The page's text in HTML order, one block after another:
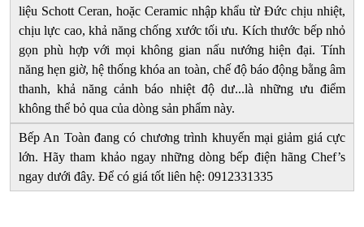
Điện
Từ
Bếp
Hầm
HÃNG
SẢN
XUẤT
liệu Schott Ceran, hoặc Ceramic nhập khẩu từ Đức chịu nhiệt,
chịu lực cao, khả năng chống xước tối ưu. Kích thước bếp nhỏ
gọn phù hợp với mọi không gian nấu nướng hiện đại. Tính
năng hẹn giờ, hệ thống khóa an toàn, chế độ báo động bằng âm
thanh, khả năng cảnh báo nhiệt độ dư...là những ưu điểm
không thể bỏ qua của dòng sản phẩm này.
Bếp An Toàn đang có chương trình khuyến mại giảm giá cực
lớn. Hãy tham khảo ngay những dòng bếp điện hãng Chef’s
ngay dưới đây. Để có giá tốt liên hệ: 0912331335